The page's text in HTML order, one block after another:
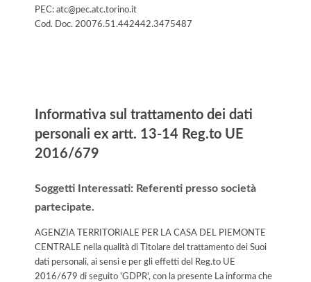
PEC: atc@pec.atc.torino.it
Cod. Doc. 20076.51.442442.3475487
Informativa sul trattamento dei dati
personali ex artt. 13-14 Reg.to UE
2016/679
Soggetti Interessati: Referenti presso società
partecipate.
AGENZIA TERRITORIALE PER LA CASA DEL PIEMONTE
CENTRALE nella qualità di Titolare del trattamento dei Suoi
dati personali, ai sensi e per gli effetti del Reg.to UE
2016/679 di seguito 'GDPR', con la presente La informa che